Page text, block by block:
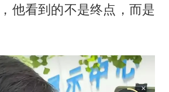
他看到的不是终点，而是